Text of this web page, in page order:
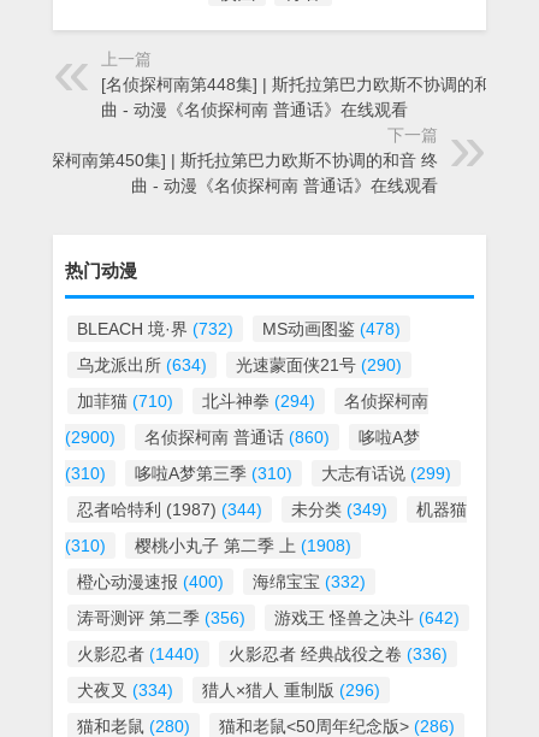
上一篇
[名侦探柯南第448集] | 斯托拉第巴力欧斯不协调的和音 终
曲 - 动漫《名侦探柯南 普通话》在线观看
下一篇
[名侦探柯南第450集] | 斯托拉第巴力欧斯不协调的和音 终
曲 - 动漫《名侦探柯南 普通话》在线观看
热门动漫
BLEACH 境·界 (732) MS动画图鉴 (478)
乌龙派出所 (634) 光速蒙面侠21号 (290)
加菲猫 (710) 北斗神拳 (294)
名侦探柯南
(2900)
名侦探柯南 普通话 (860)
哆啦A梦
(310)
哆啦A梦第三季 (310) 大志有话说 (299)
忍者哈特利 (1987) (344) 未分类 (349)
机器猫
(310)
樱桃小丸子 第二季 上 (1908)
橙心动漫速报 (400) 海绵宝宝 (332)
涛哥测评 第二季 (356) 游戏王 怪兽之决斗 (642)
火影忍者 (1440) 火影忍者 经典战役之卷 (336)
犬夜叉 (334) 猎人×猎人 重制版 (296)
猫和老鼠 (280) 猫和老鼠<50周年纪念版> (286)